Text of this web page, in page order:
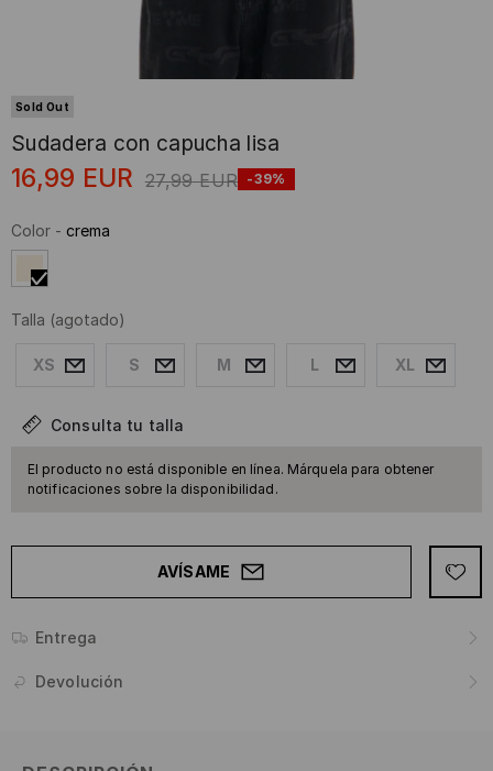
Sold Out
Sudadera con capucha lisa
16,99 EUR 27,99 EUR -39%
Color - crema
Talla (agotado)
XS S M L XL
Consulta tu talla
El producto no está disponible en línea. Márquela para obtener
notificaciones sobre la disponibilidad.
AVÍSAME
Entrega
Devolución